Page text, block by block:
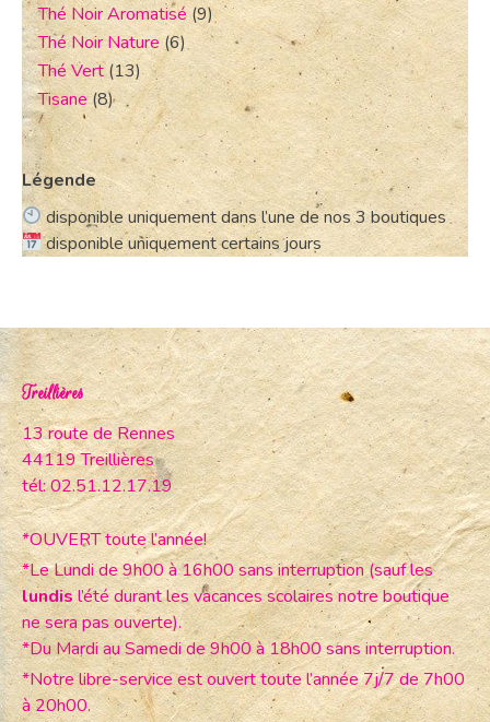
Thé Noir Aromatisé (9)
Thé Noir Nature (6)
Thé Vert (13)
Tisane (8)
Légende
disponible uniquement dans l’une de nos 3 boutiques
disponible uniquement certains jours
Treillières
13 route de Rennes
44119 Treillières
tél: 02.51.12.17.19
*OUVERT toute l’année!
*Le Lundi de 9h00 à 16h00 sans interruption (sauf les
lundisl’été durant les vacances scolaires notre boutique
ne sera pas ouverte).
*Du Mardi au Samedi de 9h00 à 18h00 sans interruption.
*Notre libre-service est ouvert toute l’année 7j/7 de 7h00
à 20h00.